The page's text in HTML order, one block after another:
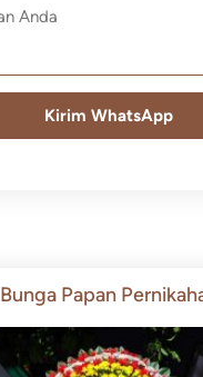
Kirim WhatsApp
Bunga Papan